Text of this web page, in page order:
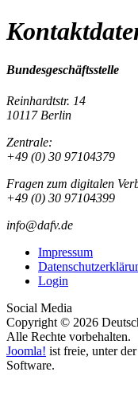
Bundesgeschäftsstelle
Reinhardtstr. 14
10117 Berlin
Zentrale:
+49 (0) 30 97104379
Fragen zum digitalen
+49 (0) 30 97104399
info@dafv.de
Impressum
Login
Social Media
Copyright © 2026
Alle Rechte vorbehalten.
Joomla! ist freie, unter der
Software.